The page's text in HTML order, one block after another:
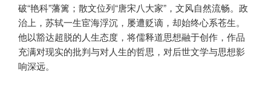
破“艳科”藩篱；散文位列“唐宋八大家”，文风自然流畅。政
治上，苏轼一生宦海浮沉，屡遭贬谪，却始终心系苍生。
他以豁达超脱的人生态度，将儒释道思想融于创作，作品
充满对现实的批判与对人生的哲思，对后世文学与思想影
响深远。